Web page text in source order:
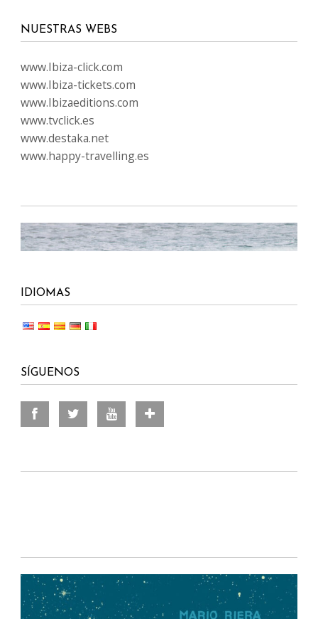
NUESTRAS WEBS
www.Ibiza-click.com
www.Ibiza-tickets.com
www.Ibizaeditions.com
www.tvclick.es
www.destaka.net
www.happy-travelling.es
IDIOMAS
SÍGUENOS